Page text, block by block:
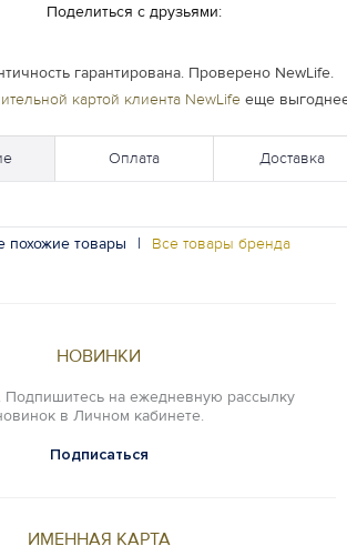
Поделиться с друзьями:
гарантирована. Проверено NewLife.
картой клиента NewLifeеще
Оплата Доставка
похожие товары | Все товары бренда
НОВИНКИ
Подпишитесь на ежедневную рассылку
в Личном кабинете.
Подписаться
ИМЕННАЯ КАРТА